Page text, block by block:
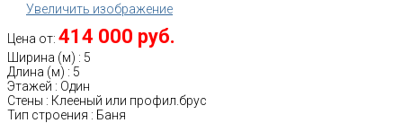
Увеличить изображение
Цена от: 414 000 руб.
Ширина (м) : 5
Длина (м) : 5
Этажей : Один
Стены : Клееный или профил.брус
Тип строения : Баня